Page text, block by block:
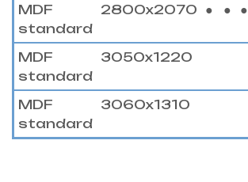
MDF
standard
2800x2070 ● ● ●
MDF
standard
3050x1220
MDF
standard
3060x1310